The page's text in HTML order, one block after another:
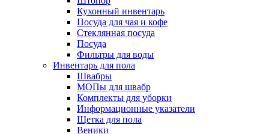
Кухонный инвентарь
Посуда для чая и кофе
Стеклянная посуда
Посуда
Фильтры для воды
Инвентарь для пола
Швабры
МОПы для швабр
Комплекты для уборки
Информационные указатели
Щетка для пола
Веники